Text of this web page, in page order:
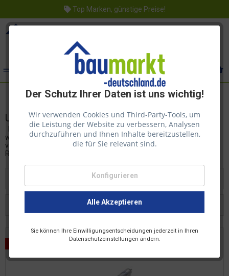
Top Marken, günstige Preise!
Der Schutz Ihrer Daten ist uns wichtig!
Wir verwenden Cookies und Third-Party-Tools, um
die Leistung der Website zu verbessern, Analysen
durchzuführen und Ihnen Inhalte bereitzustellen,
die für Sie relevant sind.
Konfigurieren
Alle Akzeptieren
Sie können Ihre Einwilligungsentscheidungen jederzeit in Ihren
Datenschutzeinstellungen ändern.
Unterlagsbahnen
Ein neuer Boden stellt echten Wohnkomfort dar – umso mehr,
wenn man eine hochwertige Trittschalldämmung als Unterlage
verwendet! Eine Dämmunterlage verringert sowohl Tritt- als auch
Raumschall. Der Trittschall wirkt...